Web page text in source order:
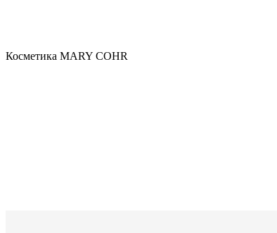
Косметика MARY COHR